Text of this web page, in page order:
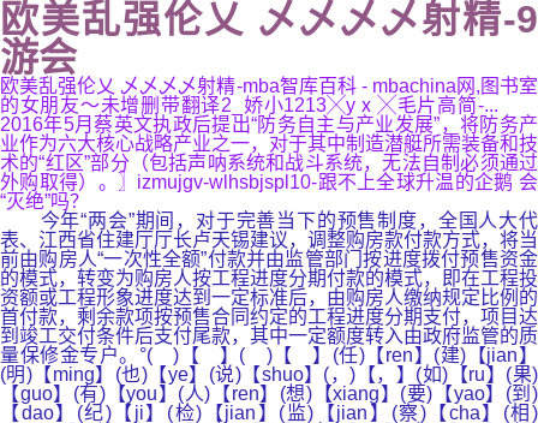
欧美乱强伦乂 乄乄乄乄射精-9
游会
欧美乱强伦乂 乄乄乄乄射精-mba智库百科 - mbachina网,图书室
的女朋友～未增删带翻译2_娇小1213╳yⅹ╳毛片高简-...
2016年5月蔡英文执政后提出“防务自主与产业发展”，将防务产
业作为六大核心战略产业之一，对于其中制造潜艇所需装备和技
术的“红区”部分（包括声呐系统和战斗系统，无法自制必须通过
外购取得）。〗izmujgv-wlhsbjspl10-跟不上全球升温的企鹅 会
“灭绝”吗？
今年“两会”期间，对于完善当下的预售制度，全国人大代
表、江西省住建厅厅长卢天锡建议，调整购房款付款方式，将当
前由购房人“一次性全额”付款并由监管部门按进度拨付预售资金
的模式，转变为购房人按工程进度分期付款的模式，即在工程投
资额或工程形象进度达到一定标准后，由购房人缴纳规定比例的
首付款，剩余款项按预售合同约定的工程进度分期支付，项目达
到竣工交付条件后支付尾款，其中一定额度转入由政府监管的质
量保修金专户。°( )【 】( )【 】(任)【ren】(建)【jian】
(明)【ming】(也)【ye】(说)【shuo】(，)【，】(如)【ru】(果)
【guo】(有)【you】(人)【ren】(想)【xiang】(要)【yao】(到)
【dao】(纪)【ji】(检)【jian】(监)【jian】(察)【cha】(相)